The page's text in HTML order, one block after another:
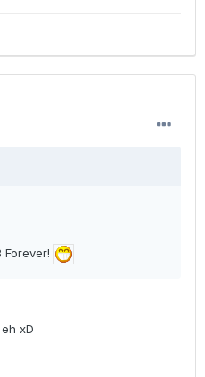
Forever!
xD